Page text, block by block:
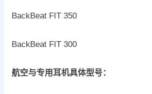
BackBeat FIT 350
BackBeat FIT 300
航空与专用耳机具体型号：